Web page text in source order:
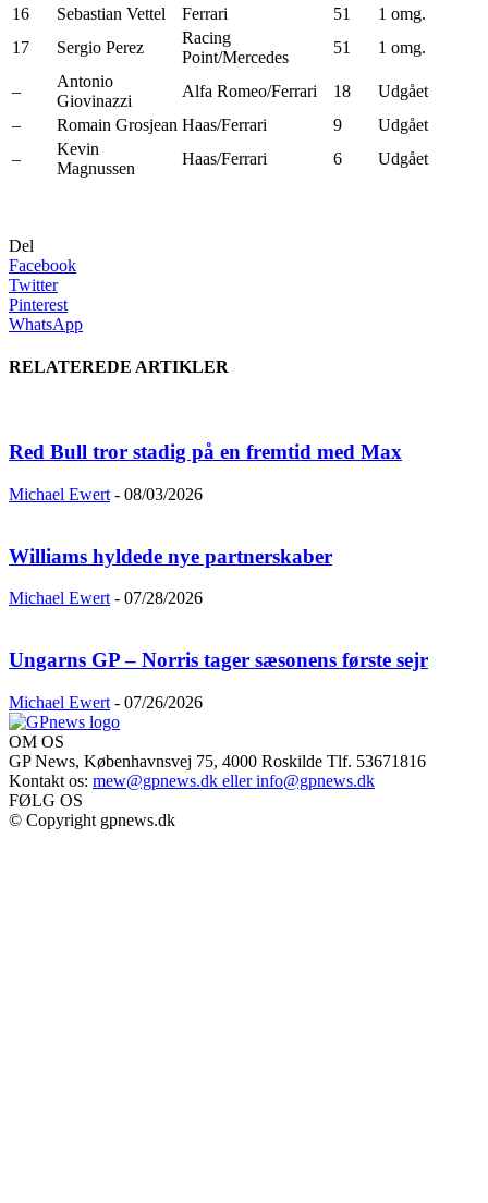
16
Sebastian Vettel Ferrari 51
1 omg.
17
Sergio Perez
Racing
Point/Mercedes
51 1 omg.
–
Antonio
Giovinazzi
Alfa Romeo/Ferrari 18
Udgået
–
Romain Grosjean Haas/Ferrari 9
Udgået
–
Kevin
Magnussen
Haas/Ferrari 6 Udgået
Del
Facebook
Twitter
Pinterest
WhatsApp
RELATEREDE ARTIKLER
Red Bull tror stadig på en fremtid med Max
Michael Ewert - 08/03/2026
Williams hyldede nye partnerskaber
Michael Ewert - 07/28/2026
Ungarns GP – Norris tager sæsonens første sejr
Michael Ewert - 07/26/2026
OM OS
GP News, Københavnsvej 75, 4000 Roskilde Tlf. 53671816
Kontakt os: mew@gpnews.dk eller info@gpnews.dk
FØLG OS
© Copyright gpnews.dk